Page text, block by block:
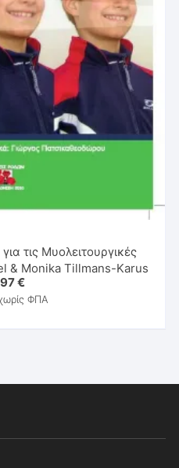
τις Μυολειτουργικές
& Monika Tillmans-Karus
€
ΦΠΑ